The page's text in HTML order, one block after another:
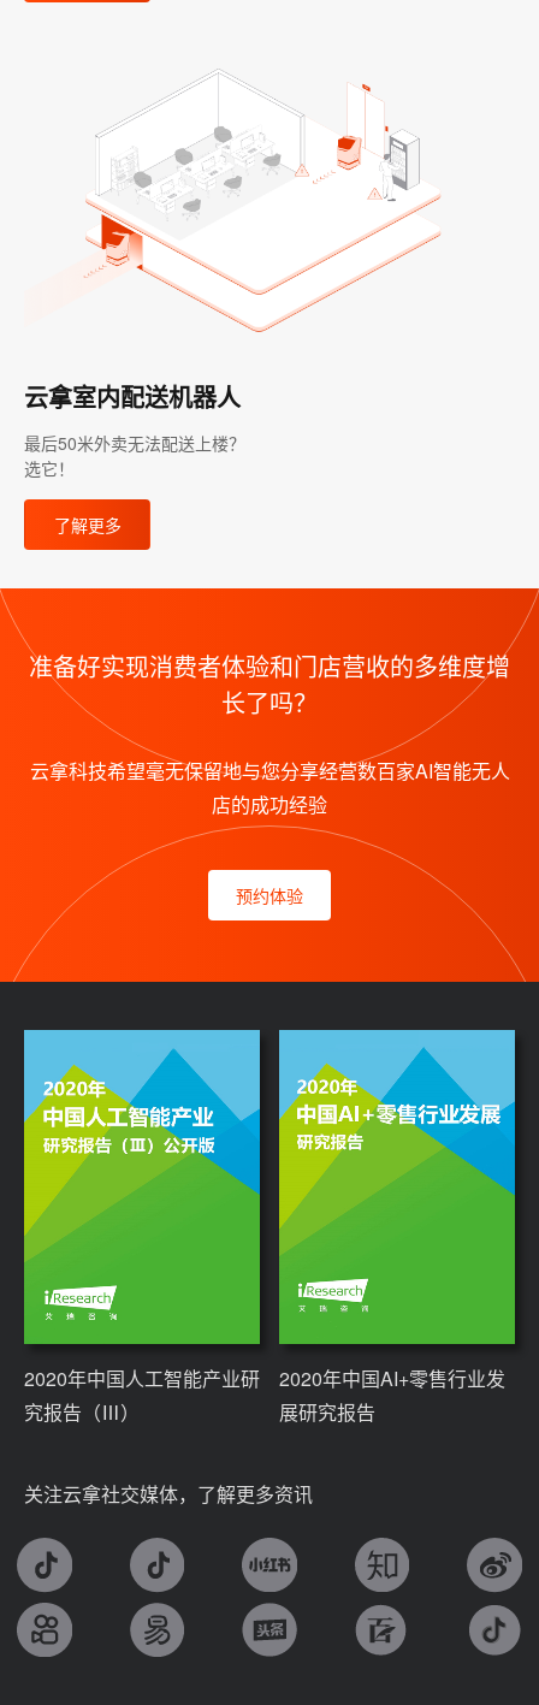
云拿室内配送机器人
最后50米外卖无法配送上楼？
选它！
了解更多
准备好实现消费者体验和门店营收的多维度增
长了吗？
云拿科技希望毫无保留地与您分享经营数百家AI智能无人
店的成功经验
预约体验
2020年中国人工智能产业研
究报告（Ⅲ）
2020年中国AI+零售行业发
展研究报告
关注云拿社交媒体，了解更多资讯